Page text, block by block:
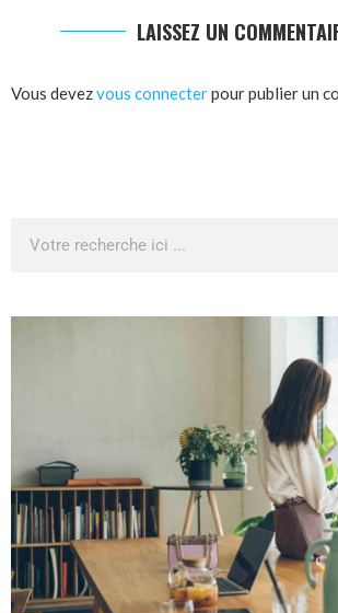
LAISSEZ UN
Vous devezvous connecterpour publier un